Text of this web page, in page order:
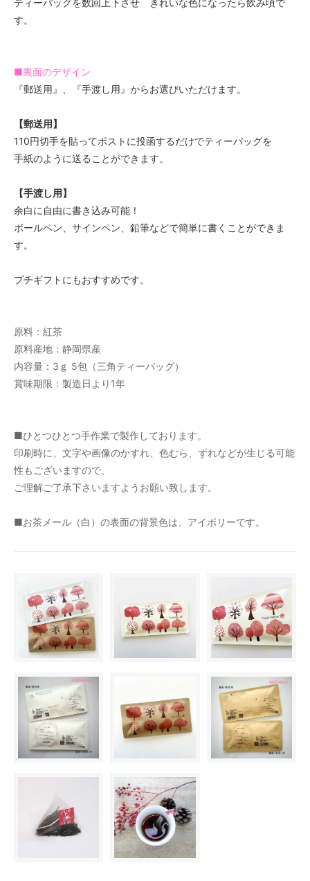
ティーバッグを数回上下させ きれいな色になったら飲み頃で
す。
■裏面のデザイン
『郵送用』、『手渡し用』からお選びいただけます。
【郵送用】
110円切手を貼ってポストに投函するだけでティーバッグを
手紙のように送ることができます。
【手渡し用】
余白に自由に書き込み可能！
ボールペン、サインペン、鉛筆などで簡単に書くことができま
す。
プチギフトにもおすすめです。
原料：紅茶
原料産地：静岡県産
内容量：3ｇ 5包（三角ティーバッグ）
賞味期限：製造日より1年
■ひとつひとつ手作業で製作しております。
印刷時に、文字や画像のかすれ、色むら、ずれなどが生じる可能
性もございますので、
ご理解ご了承下さいますようお願い致します。
■お茶メール（白）の表面の背景色は、アイボリーです。